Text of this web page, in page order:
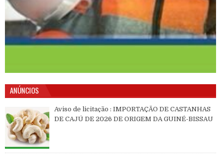
ANÚNCIOS
Aviso de licitação : IMPORTAÇÃO DE CASTANHAS
DE CAJÚ DE 2026 DE ORIGEM DA GUINÉ-BISSAU